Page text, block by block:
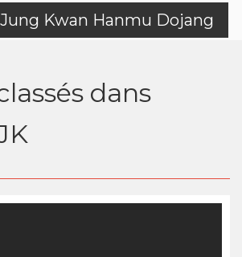
Kwan Hanmu Dojang
dans